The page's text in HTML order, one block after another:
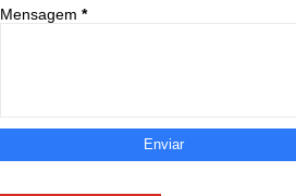
Mensagem *